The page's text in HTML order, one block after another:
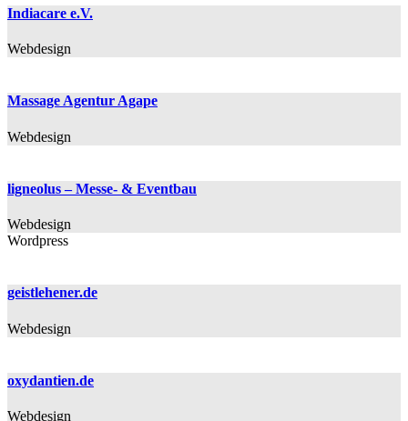
Indiacare e.V.
Webdesign
Massage Agentur Agape
Webdesign
ligneolus – Messe- & Eventbau
Webdesign
Wordpress
geistlehener.de
Webdesign
oxydantien.de
Webdesign